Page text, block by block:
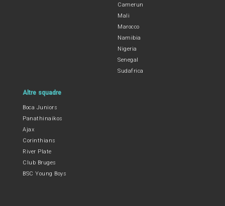
Camerun
Mali
Marocco
Namibia
Nigeria
Senegal
Sudafrica
Altre squadre
Boca Juniors
Panathinaikos
Ajax
Corinthians
River Plate
Club Bruges
BSC Young Boys